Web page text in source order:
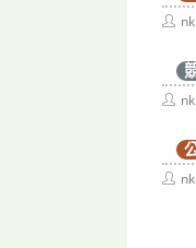
Post
Post
Post